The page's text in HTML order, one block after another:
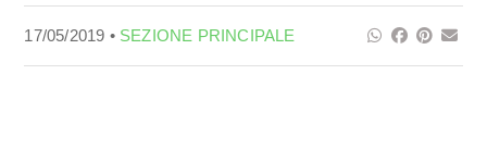
17/05/2019 • SEZIONE PRINCIPALE